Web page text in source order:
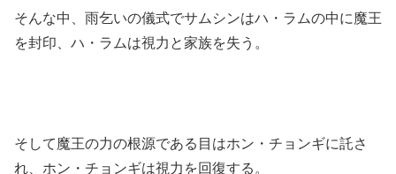
そんな中、雨乞いの儀式でサムシンはハ・ラムの中に魔王
を封印、ハ・ラムは視力と家族を失う。
そして魔王の力の根源である目はホン・チョンギに託さ
れ、ホン・チョンギは視力を回復する。